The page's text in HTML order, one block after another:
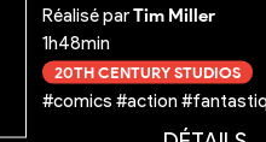
Réalisé parTim Miller
1h48min
20TH CENTURY STUDIOS
#comics #action